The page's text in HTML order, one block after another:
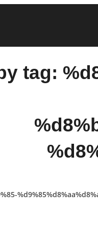
tag: